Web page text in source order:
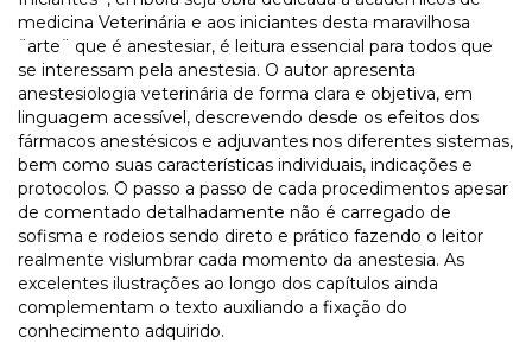
medicina Veterinária e aos iniciantes desta maravilhosa
¨arte¨ que é anestesiar, é leitura essencial para todos que
se interessam pela anestesia. O autor apresenta
anestesiologia veterinária de forma clara e objetiva, em
linguagem acessível, descrevendo desde os efeitos dos
fármacos anestésicos e adjuvantes nos diferentes sistemas,
bem como suas características individuais, indicações e
protocolos. O passo a passo de cada procedimentos apesar
de comentado detalhadamente não é carregado de
sofisma e rodeios sendo direto e prático fazendo o leitor
realmente vislumbrar cada momento da anestesia. As
excelentes ilustrações ao longo dos capítulos ainda
complementam o texto auxiliando a fixação do
conhecimento adquirido.